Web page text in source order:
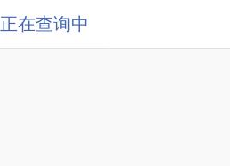
正在查询中